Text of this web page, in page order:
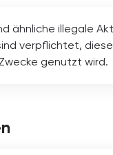
ähnliche illegale
verpflichtet,
genutzt wird.